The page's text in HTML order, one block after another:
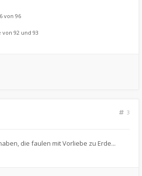
von 96
von 92 und 93
3
die faulen mit Vorliebe zu Erde...